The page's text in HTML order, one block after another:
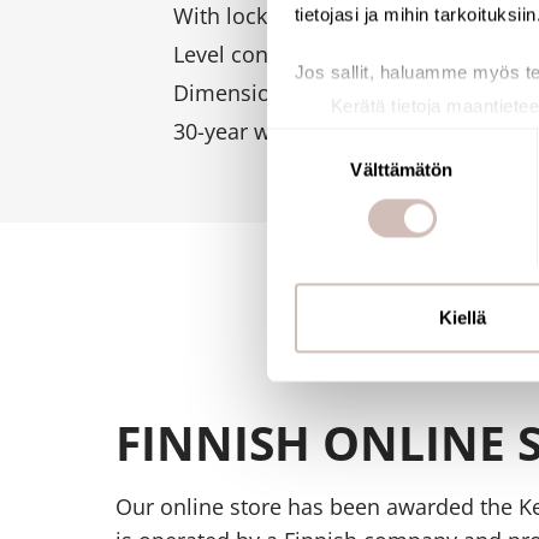
tietojasi ja mihin tarkoituksiin.
Jos sallit, haluamme myös
Kerätä tietoja
Lue lisää siitä, miten
suostumustasi tai peruuttaa
ja kävijämäärämme
kumppaneillemme tietoja
Suostumuksen
Välttämätön
Kiellä
With lock and standard DELABIE key.
Level control.
Dimensions: Ø 245mm, depth
30-year warranty.
FINNISH ONLINE
Our online store has been awarded the